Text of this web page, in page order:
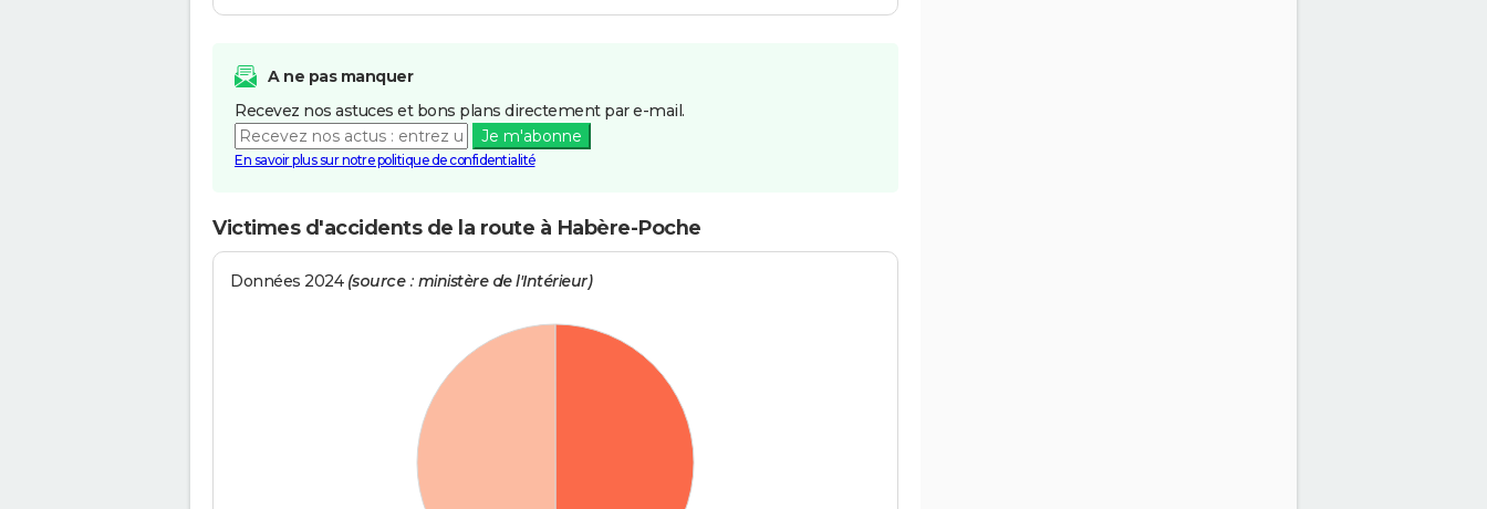
A ne pas manquer
Recevez nos astuces et bons plans directement par e-mail.
Je m'abonne
En savoir plus sur notre politique de confidentialité
Victimes d'accidents de la route à Habère-Poche
Données 2024 (source : ministère de l'Intérieur)